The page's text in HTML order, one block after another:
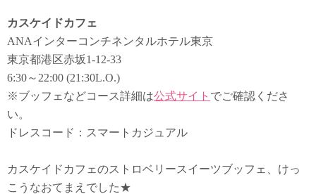
カスケイドカフェ
ANAインターコンチネンタルホテル東京
東京都港区赤坂1-12-33
6:30～22:00 (21:30L.O.)
※ブッフェなどコース詳細は公式サイト でご確認くださ
い。
ドレスコード：スマートカジュアル
カスケイドカフェのストロベリースイーツブッフェ、けっ
こうなおてまえでした★